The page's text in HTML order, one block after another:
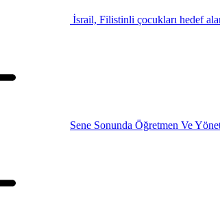
İsrail, Filistinli çocukları hedef
Sene Sonunda Öğretmen Ve